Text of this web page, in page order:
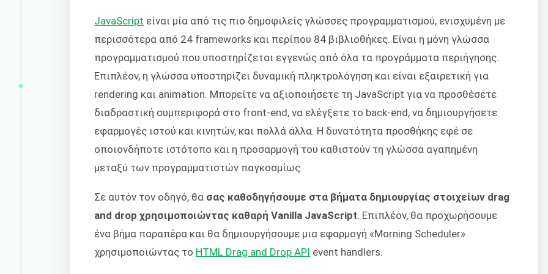
JavaScript είναι μία από τις πιο δημοφιλείς γλώσσες προγραμματισμού, ενισχυμένη με
περισσότερα από 24 frameworks και περίπου 84 βιβλιοθήκες. Είναι η μόνη γλώσσα
προγραμματισμού που υποστηρίζεται εγγενώς από όλα τα προγράμματα περιήγησης.
Επιπλέον, η γλώσσα υποστηρίζει δυναμική πληκτρολόγηση και είναι εξαιρετική για
rendering και animation. Μπορείτε να αξιοποιήσετε τη JavaScript για να προσθέσετε
διαδραστική συμπεριφορά στο front-end, να ελέγξετε το back-end, να δημιουργήσετε
εφαρμογές ιστού και κινητών, και πολλά άλλα. Η δυνατότητα προσθήκης εφέ σε
οποιονδήποτε ιστότοπο και η προσαρμογή του καθιστούν τη γλώσσα αγαπημένη
μεταξύ των προγραμματιστών παγκοσμίως.
Σε αυτόν τον οδηγό, θα σας καθοδηγήσουμε στα βήματα δημιουργίας στοιχείων drag
and drop χρησιμοποιώντας καθαρή Vanilla JavaScript . Επιπλέον, θα προχωρήσουμε
ένα βήμα παραπέρα και θα δημιουργήσουμε μια εφαρμογή «Morning Scheduler»
χρησιμοποιώντας το HTML Drag and Drop API event handlers.